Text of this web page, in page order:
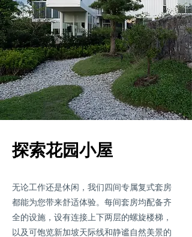
探索花园小屋
无论工作还是休闲，我们四间专属复式套房
都能为您带来舒适体验。每间套房均配备齐
全的设施，设有连接上下两层的螺旋楼梯，
以及可饱览新加坡天际线和静谧自然美景的